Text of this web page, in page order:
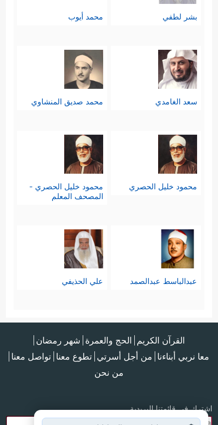
بشر لطفي محمد أيوب
سعد الغامدي محمد صديق المنشاوي
محمود خليل الحصري
محمود خليل الحصري -
المصحف المعلم
عبدالباسط عبدالصمد علي الحذيفي
القرآن الكريم الحج والعمرة شهر رمضان
معا نربي أبناءنا من أجل أسرتي تطوع معنا تواصل معنا
من نحن
اشترك في قائمتنا البريدية